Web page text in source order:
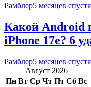
Рамблер5 месяцев спустя
Какой Android
iPhone 17e? 6
Рамблер5 месяцев спустя
Август 2026
Пн Вт Ср Чт Пт Сб Вс